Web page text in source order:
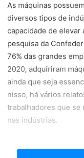
As máquinas
diversos tipos de
capacidade de elevar
pesquisa da
76% das grandes
2020, adquiriram
ainda que seja
nisso, há vários
trabalhadores que se
nas indústrias.